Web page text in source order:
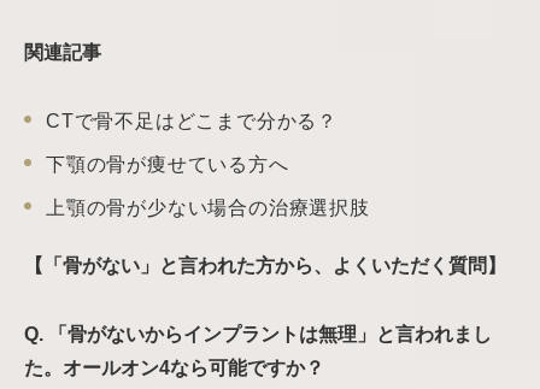
関連記事
CTで骨不足はどこまで分かる？
下顎の骨が痩せている方へ
上顎の骨が少ない場合の治療選択肢
【「骨がない」と言われた方から、よくいただく質問】
Q. 「骨がないからインプラントは無理」と言われまし
た。オールオン4なら可能ですか？